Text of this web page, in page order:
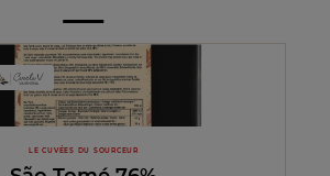
LE CUVÉES DU SOURCEUR